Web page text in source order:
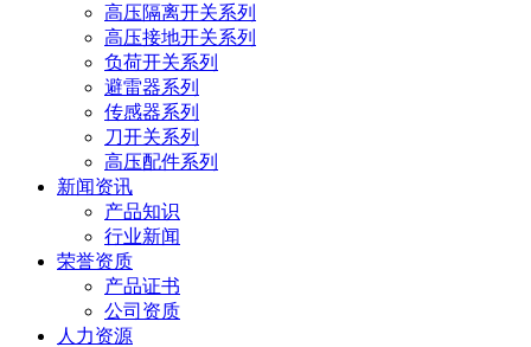
高压隔离开关系列
高压接地开关系列
负荷开关系列
避雷器系列
传感器系列
刀开关系列
高压配件系列
新闻资讯
产品知识
行业新闻
荣誉资质
产品证书
公司资质
人力资源